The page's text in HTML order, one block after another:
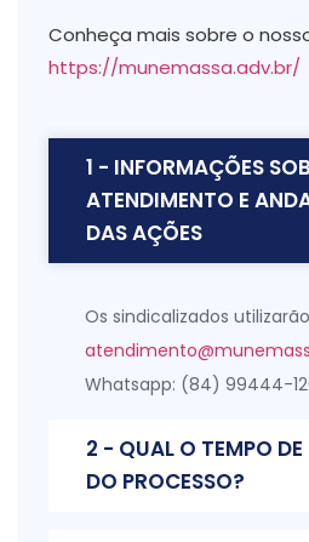
Conheça mais sobre o
https://munemassa.adv.br/
1 - INFORMAÇÕES
ATENDIMENTO E
DAS AÇÕES
Os sindicalizados
Whatsapp: (84) 99444-
2 - QUAL O TEMPO
DO PROCESSO?